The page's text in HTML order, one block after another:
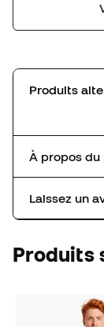
Produits
À propos du
Laissez un
Produits